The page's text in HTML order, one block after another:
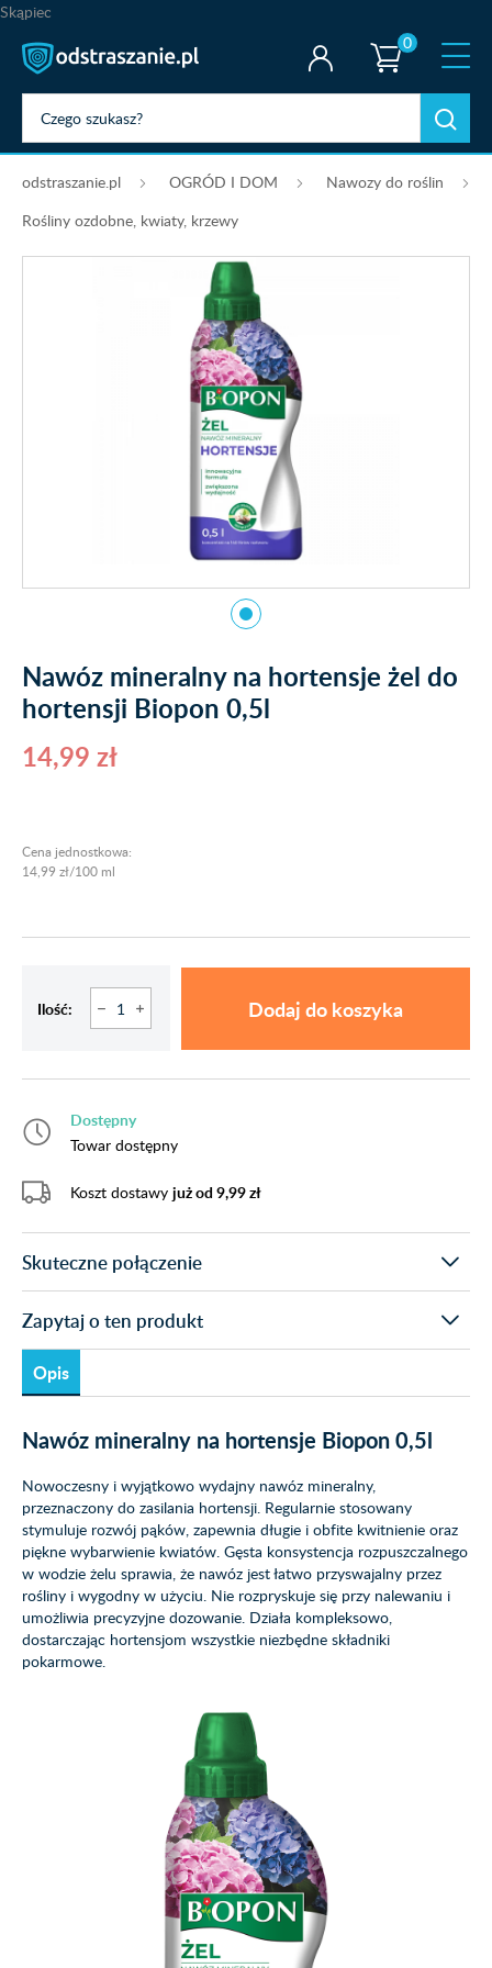
Skąpiec
0
odstraszanie.pl OGRÓD I DOM
Nawozy do roślin
Rośliny ozdobne, kwiaty, krzewy
Nawóz mineralny na hortensje żel do
hortensji Biopon 0,5l
14,99 zł
Cena jednostkowa:
14,99 zł/100 ml
Ilość: Dodaj do koszyka
Dostępny
Towar dostępny
Koszt dostawy już od 9,99 zł
Skuteczne połączenie
Zapytaj o ten produkt
Opis
Nawóz mineralny na hortensje Biopon 0,5l
Nowoczesny i wyjątkowo wydajny nawóz mineralny,
przeznaczony do zasilania hortensji. Regularnie stosowany
stymuluje rozwój pąków, zapewnia długie i obfite kwitnienie oraz
piękne wybarwienie kwiatów. Gęsta konsystencja rozpuszczalnego
w wodzie żelu sprawia, że nawóz jest łatwo przyswajalny przez
rośliny i wygodny w użyciu. Nie rozpryskuje się przy nalewaniu i
umożliwia precyzyjne dozowanie. Działa kompleksowo,
dostarczając hortensjom wszystkie niezbędne składniki
pokarmowe.